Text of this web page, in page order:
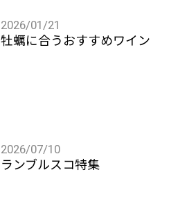
2026/01/21
牡蠣に合うおすすめワイン
2026/07/10
ランブルスコ特集